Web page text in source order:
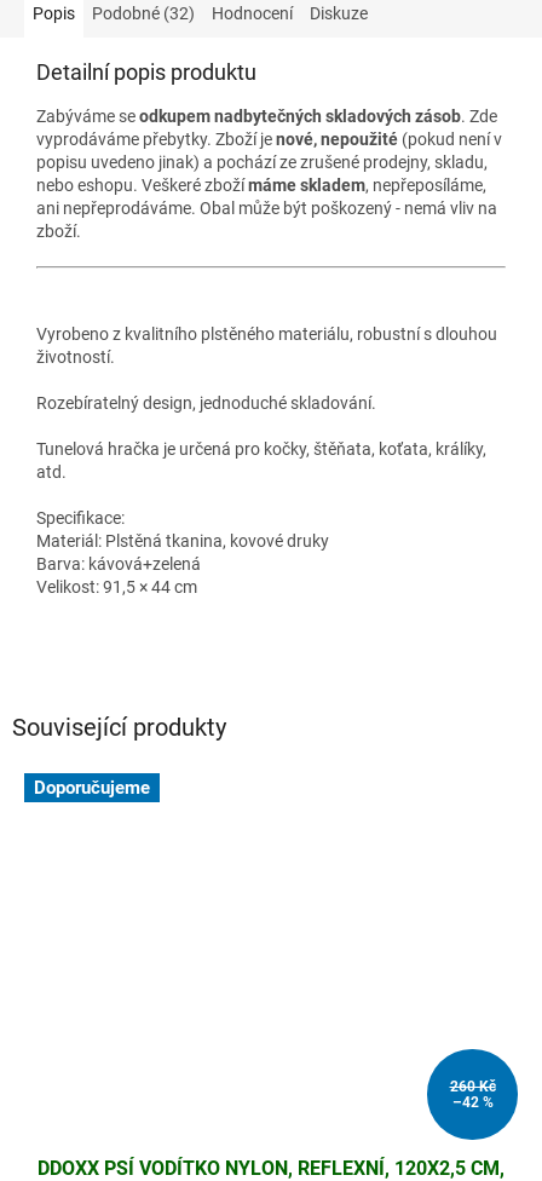
Popis Podobné (32) Hodnocení Diskuze
Detailní popis produktu
Zabýváme seodkupem nadbytečných skladových zásob. Zde
vyprodáváme přebytky. Zboží jenové, nepoužité (pokud není v
popisu uvedeno jinak) a pochází ze zrušené prodejny, skladu,
nebo eshopu. Veškeré zbožímáme skladem, nepřeposíláme,
ani nepřeprodáváme. Obal může být poškozený - nemá vliv na
zboží.
Vyrobeno z kvalitního plstěného materiálu, robustní s dlouhou
životností.
Rozebíratelný design, jednoduché skladování.
Tunelová hračka je určená pro kočky, štěňata, koťata, králíky,
atd.
Specifikace:
Materiál: Plstěná tkanina, kovové druky
Barva: kávová+zelená
Velikost: 91,5 × 44 cm
Související produkty
Doporučujeme
260 Kč
–42 %
DDOXX PSÍ VODÍTKO NYLON, REFLEXNÍ, 120X2,5 CM,